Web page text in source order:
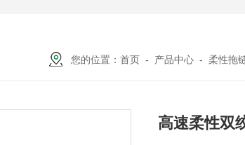
您的位置：首页 - 产品中心 -柔性拖
高速柔性双